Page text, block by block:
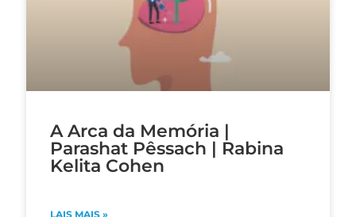
A Arca da Memória |
Parashat Pêssach | Rabina
Kelita Cohen
LAIS MAIS »